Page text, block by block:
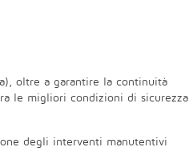
oltre a garantire la continuità
le migliori condizioni di sicurezza
degli interventi manutentivi